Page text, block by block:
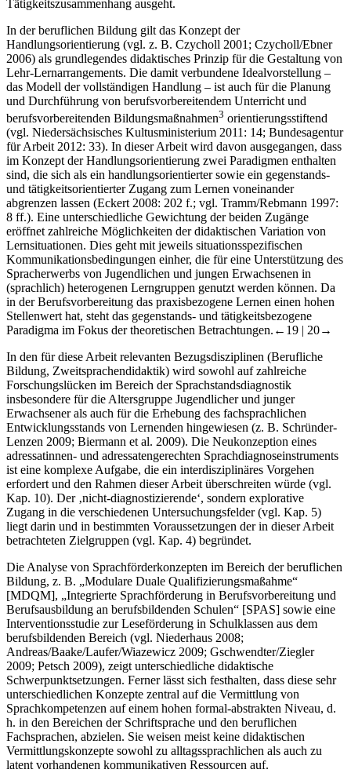
Tätigkeitszusammenhang ausgeht.
In der beruflichen Bildung gilt das Konzept der
Handlungsorientierung (vgl. z. B. Czycholl 2001; Czycholl/Ebner
2006) als grundlegendes didaktisches Prinzip für die Gestaltung von
Lehr-Lernarrangements. Die damit verbundene Idealvorstellung –
das Modell der vollständigen Handlung – ist auch für die Planung
und Durchführung von berufsvorbereitendem Unterricht und
berufsvorbereitenden Bildungsmaßnahmen3 orientierungsstiftend
(vgl. Niedersächsisches Kultusministerium 2011: 14; Bundesagentur
für Arbeit 2012: 33). In dieser Arbeit wird davon ausgegangen, dass
im Konzept der Handlungsorientierung zwei Paradigmen enthalten
sind, die sich als ein handlungsorientierter sowie ein gegenstands-
und tätigkeitsorientierter Zugang zum Lernen voneinander
abgrenzen lassen (Eckert 2008: 202 f.; vgl. Tramm/Rebmann 1997:
8 ff.). Eine unterschiedliche Gewichtung der beiden Zugänge
eröffnet zahlreiche Möglichkeiten der didaktischen Variation von
Lernsituationen. Dies geht mit jeweils situationsspezifischen
Kommunikationsbedingungen einher, die für eine Unterstützung des
Spracherwerbs von Jugendlichen und jungen Erwachsenen in
(sprachlich) heterogenen Lerngruppen genutzt werden können. Da
in der Berufsvorbereitung das praxisbezogene Lernen einen hohen
Stellenwert hat, steht das gegenstands- und tätigkeitsbezogene
Paradigma im Fokus der theoretischen Betrachtungen. ←19 | 20→
In den für diese Arbeit relevanten Bezugsdisziplinen (Berufliche
Bildung, Zweitsprachendidaktik) wird sowohl auf zahlreiche
Forschungslücken im Bereich der Sprachstandsdiagnostik
insbesondere für die Altersgruppe Jugendlicher und junger
Erwachsener als auch für die Erhebung des fachsprachlichen
Entwicklungsstands von Lernenden hingewiesen (z. B. Schründer-
Lenzen 2009; Biermann et al. 2009). Die Neukonzeption eines
adressatinnen- und adressatengerechten Sprachdiagnoseinstruments
ist eine komplexe Aufgabe, die ein interdisziplinäres Vorgehen
erfordert und den Rahmen dieser Arbeit überschreiten würde (vgl.
Kap. 10). Der ‚nicht-diagnostizierende‘, sondern explorative
Zugang in die verschiedenen Untersuchungsfelder (vgl. Kap. 5)
liegt darin und in bestimmten Voraussetzungen der in dieser Arbeit
betrachteten Zielgruppen (vgl. Kap. 4) begründet.
Die Analyse von Sprachförderkonzepten im Bereich der beruflichen
Bildung, z. B. „Modulare Duale Qualifizierungsmaßahme“
[MDQM], „Integrierte Sprachförderung in Berufsvorbereitung und
Berufsausbildung an berufsbildenden Schulen“ [SPAS] sowie eine
Interventionsstudie zur Leseförderung in Schulklassen aus dem
berufsbildenden Bereich (vgl. Niederhaus 2008;
Andreas/Baake/Laufer/Wiazewicz 2009; Gschwendter/Ziegler
2009; Petsch 2009), zeigt unterschiedliche didaktische
Schwerpunktsetzungen. Ferner lässt sich festhalten, dass diese sehr
unterschiedlichen Konzepte zentral auf die Vermittlung von
Sprachkompetenzen auf einem hohen formal-abstrakten Niveau, d.
h. in den Bereichen der Schriftsprache und den beruflichen
Fachsprachen, abzielen. Sie weisen meist keine didaktischen
Vermittlungskonzepte sowohl zu alltagssprachlichen als auch zu
latent vorhandenen kommunikativen Ressourcen auf.